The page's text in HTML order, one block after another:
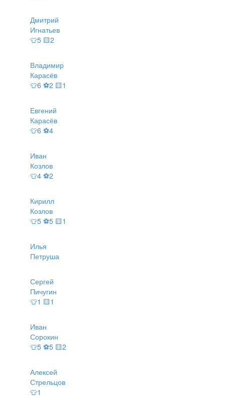
Дмитрий
Игнатьев
👕5 🟨2
Владимир
Карасёв
👕6 ⚽2 🟨1
Евгений
Карасёв
👕6 ⚽4
Иван
Козлов
👕4 ⚽2
Кирилл
Козлов
👕5 ⚽5 🟨1
Илья
Петруша
Сергей
Пичугин
👕1 🟨1
Иван
Сорокин
👕5 ⚽5 🟨2
Алексей
Стрельцов
👕1